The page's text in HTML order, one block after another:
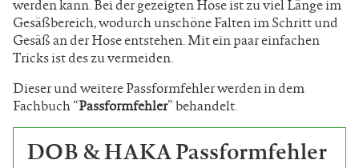
werden kann. Bei der gezeigten Hose ist zu viel Länge im
Gesäßbereich, wodurch unschöne Falten im Schritt und
Gesäß an der Hose entstehen. Mit ein paar einfachen
Tricks ist des zu vermeiden.
Dieser und weitere Passformfehler werden in dem
Fachbuch “Passformfehler” behandelt.
DOB & HAKA Passformfehler